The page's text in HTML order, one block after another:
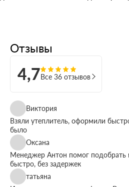
Отзывы
4,7Все 36 отзывов
Виктория
Взяли утеплитель, оформили
было
Оксана
Менеджер Антон помог подобрать
быстро, без задержек
татьяна